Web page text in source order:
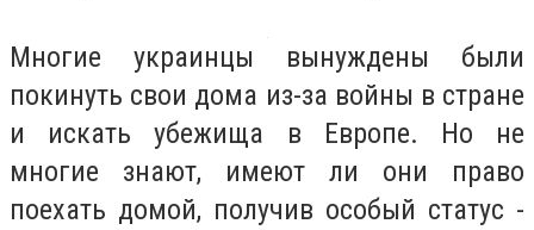
Многие украинцы вынуждены были
покинуть свои дома из-за войны в стране
и искать убежища в Европе. Но не
многие знают, имеют ли они право
поехать домой, получив особый статус -